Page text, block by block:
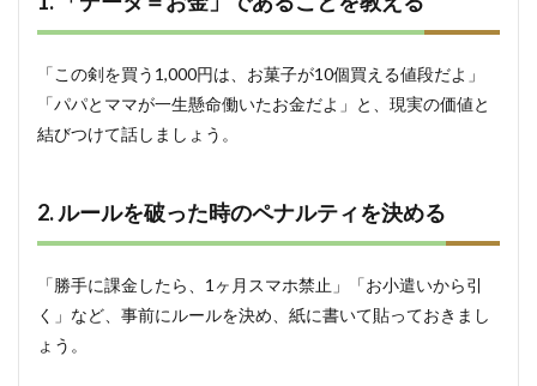
「この剣を買う1,000円は、お菓子が10個買える値段だよ」
「パパとママが一生懸命働いたお金だよ」と、現実の価値と
結びつけて話しましょう。
2. ルールを破った時のペナルティを決める
「勝手に課金したら、1ヶ月スマホ禁止」「お小遣いから引
く」など、事前にルールを決め、紙に書いて貼っておきまし
ょう。